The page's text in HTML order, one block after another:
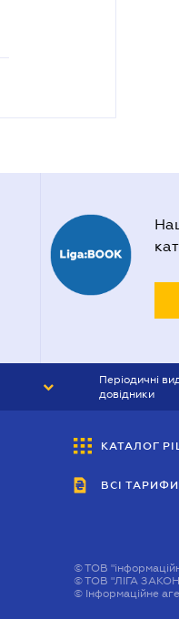
Періодичні
довідники
ВІСНИК
КАТАЛОГ
ВСІ
©ТОВ
©ТОВ "ЛІГА
© Інформаційне